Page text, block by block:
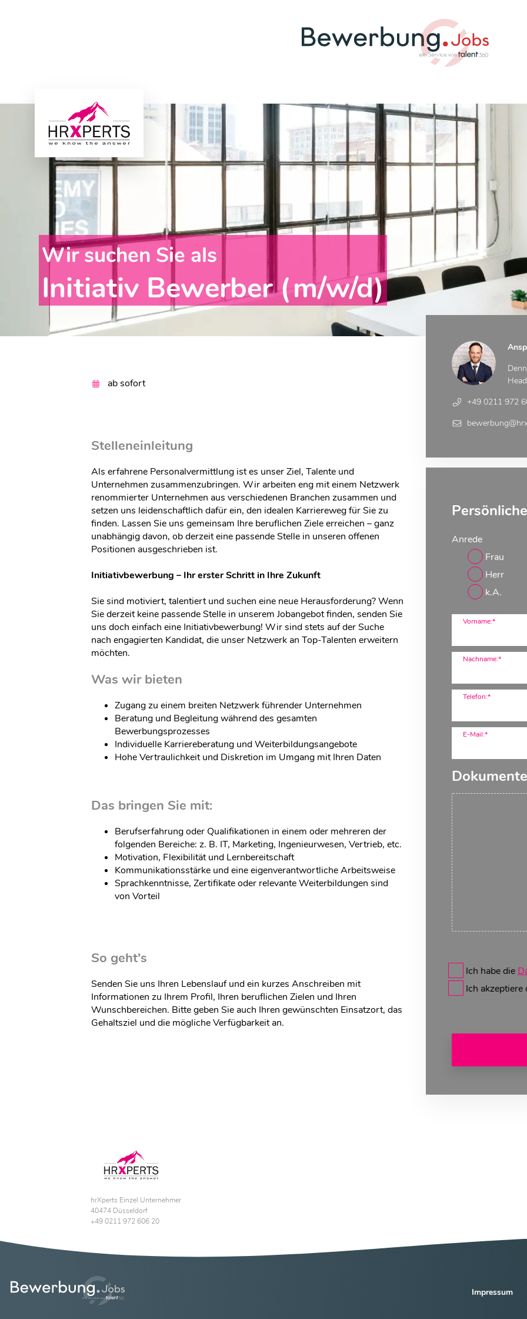
Wir suchen Sie als
Initiativ Bewerber (m/w/d)
+49 0211 972
Anrede
Frau
Herr
k.A.
Vorname:*
Nachname:*
Telefon:*
E-Mail:*
Dokumente
Ich habe die
Ich
ab sofort
Stelleneinleitung
Als erfahrene Personalvermittlung ist es unser Ziel, Talente und
Unternehmen zusammenzubringen. Wir arbeiten eng mit einem Netzwerk
renommierter Unternehmen aus verschiedenen Branchen zusammen und
setzen uns leidenschaftlich dafür ein, den idealen Karriereweg für Sie zu
finden. Lassen Sie uns gemeinsam Ihre beruflichen Ziele erreichen – ganz
unabhängig davon, ob derzeit eine passende Stelle in unseren offenen
Positionen ausgeschrieben ist.
Initiativbewerbung – Ihr erster Schritt in Ihre Zukunft
Sie sind motiviert, talentiert und suchen eine neue Herausforderung? Wenn
Sie derzeit keine passende Stelle in unserem Jobangebot finden, senden Sie
uns doch einfach eine Initiativbewerbung! Wir sind stets auf der Suche
nach engagierten Kandidat, die unser Netzwerk an Top-Talenten erweitern
möchten.
Was wir bieten
Zugang zu einem breiten Netzwerk führender Unternehmen
Beratung und Begleitung während des gesamten
Bewerbungsprozesses
Individuelle Karriereberatung und Weiterbildungsangebote
Hohe Vertraulichkeit und Diskretion im Umgang mit Ihren Daten
Das bringen Sie mit:
Berufserfahrung oder Qualifikationen in einem oder mehreren der
folgenden Bereiche: z. B. IT, Marketing, Ingenieurwesen, Vertrieb, etc.
Motivation, Flexibilität und Lernbereitschaft
Kommunikationsstärke und eine eigenverantwortliche Arbeitsweise
Sprachkenntnisse, Zertifikate oder relevante Weiterbildungen sind
von Vorteil
So geht's
Senden Sie uns Ihren Lebenslauf und ein kurzes Anschreiben mit
Informationen zu Ihrem Profil, Ihren beruflichen Zielen und Ihren
Wunschbereichen. Bitte geben Sie auch Ihren gewünschten Einsatzort, das
Gehaltsziel und die mögliche Verfügbarkeit an.
hrXperts Einzel Unternehmer
40474 Düsseldorf
+49 0211 972 606 20
Impressum